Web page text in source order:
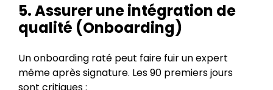
5. Assurer une intégration de
qualité (Onboarding)
Un onboarding raté peut faire fuir un expert
même après signature. Les 90 premiers jours